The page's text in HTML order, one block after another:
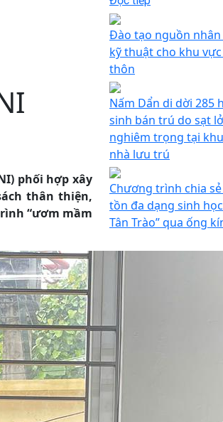
phối hợp xây
thân thiện,
“ươm mầm
Đào tạo nguồn nhân
kỹ thuật cho khu
thôn
Nấm Dẩn di dời 285
sinh bán trú do sạt lở
nghiêm trọng tại
nhà lưu trú
Chương trình chia sẻ
tồn đa dạng sinh
Tân Trào” qua ống